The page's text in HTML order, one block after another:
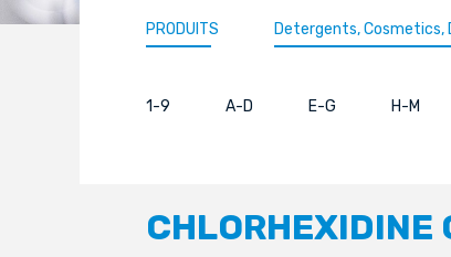
PRODUITS Detergents,
1-9 A-D E-G H-M
CHLORHEXIDINE